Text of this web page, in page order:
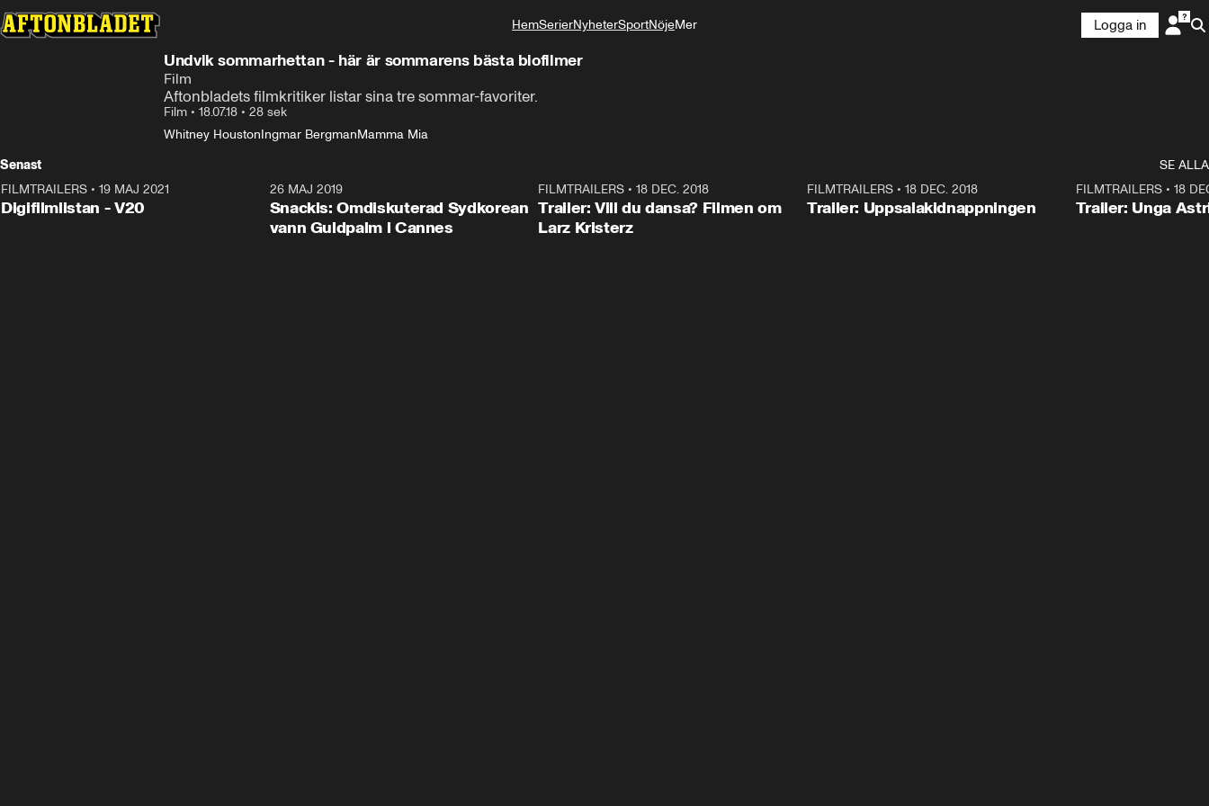
HemSerierNyheterSportNöjeMer
Logga in
Undvik sommarhettan - här är sommarens bästa biofilmer
Film
Aftonbladets filmkritiker listar sina tre sommar-favoriter.
Film • 18.07.18 • 28 sek
Whitney HoustonIngmar BergmanMamma Mia
Senast
SE ALLA
FILMTRAILERS • 19 MAJ 2021
Digifilmlistan - V20
26 MAJ 2019
Snackis: Omdiskuterad Sydkorean
vann Guldpalm i Cannes
FILMTRAILERS •18 DEC. 2018
Trailer: Vill du dansa? Filmen om
Larz Kristerz
FILMTRAILERS• 18 DEC. 2018
Trailer: Uppsalakidnappningen
FILMTRAILERS• 18
Trailer: Unga